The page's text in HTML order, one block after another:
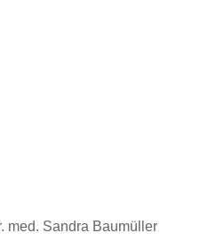
med. Sandra Baumüller